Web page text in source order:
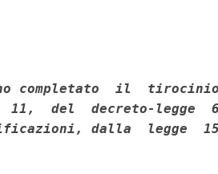
completato  il  tirocinio
11,  del  decreto-legge  6
dalla  legge  15